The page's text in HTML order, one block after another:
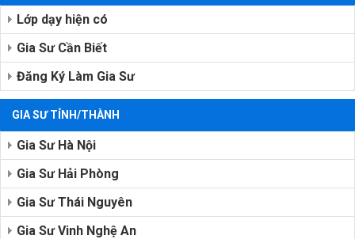
Lớp dạy hiện có
Gia Sư Cần Biết
Đăng Ký Làm Gia Sư
GIA SƯ TỈNH/THÀNH
Gia Sư Hà Nội
Gia Sư Hải Phòng
Gia Sư Thái Nguyên
Gia Sư Vinh Nghệ An